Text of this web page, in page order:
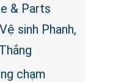
& Parts
sinh Phanh,
chạm